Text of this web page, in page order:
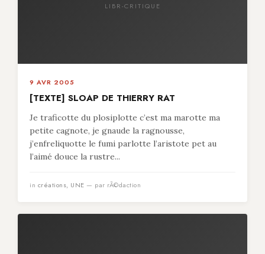
LIBR-CRITIQUE
9 AVR 2005
[TEXTE] SLOAP DE THIERRY RAT
Je traficotte du plosiplotte c’est ma marotte ma
petite cagnote, je gnaude la ragnousse,
j’enfreliquotte le fumi parlotte l’aristote pet au
l’aimé douce la rustre...
in créations, UNE — par rÃ©daction